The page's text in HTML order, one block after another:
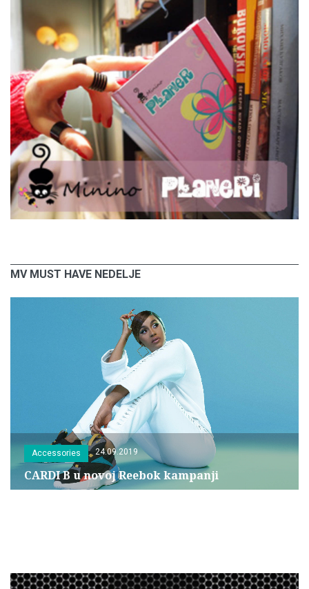
MV MUST HAVE NEDELJE
Accessories 24.09.2019
CARDI B u novoj Reebok kampanji